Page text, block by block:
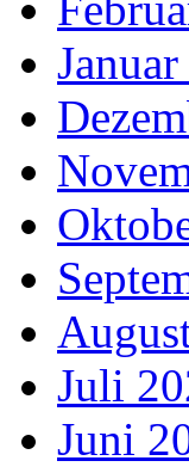
Juli
Juni